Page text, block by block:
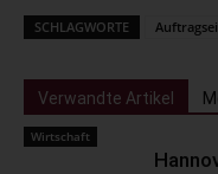
SCHLAGWORTE
Verwandte Artikel
Wirtschaft